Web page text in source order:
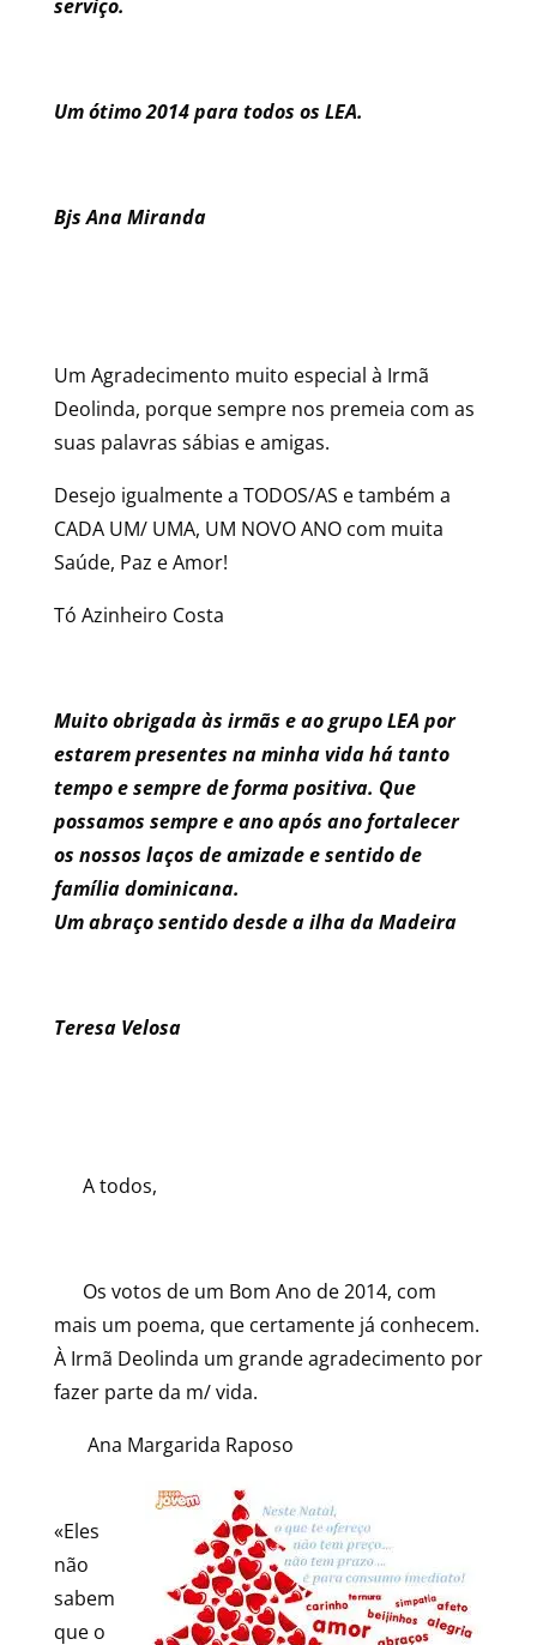
serviço.
Um ótimo 2014 para todos os LEA.
Bjs Ana Miranda
Um Agradecimento muito especial à Irmã
Deolinda, porque sempre nos premeia com as
suas palavras sábias e amigas.
Desejo igualmente a TODOS/AS e também a
CADA UM/ UMA, UM NOVO ANO com muita
Saúde, Paz e Amor!
Tó Azinheiro Costa
Muito obrigada às irmãs e ao grupo LEA por
estarem presentes na minha vida há tanto
tempo e sempre de forma positiva. Que
possamos sempre e ano após ano fortalecer
os nossos laços de amizade e sentido de
família dominicana.
Um abraço sentido desde a ilha da Madeira
Teresa Velosa
A todos,
Os votos de um Bom Ano de 2014, com
mais um poema, que certamente já conhecem.
À Irmã Deolinda um grande agradecimento por
fazer parte da m/ vida.
Ana Margarida Raposo
«Eles
não
sabem
que o